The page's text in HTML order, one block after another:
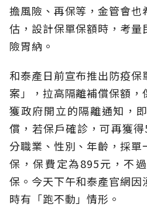
擔風險、再保等，金管會
估，設計保單保額時，考量
險胃納。
和泰產日前宣布推出防疫
案」，拉高隔離補償保額
獲政府開立的隔離通知，
償，若保戶確診，可再獲
分職業、性別、年齡，採單
保，保費定為895元，不
保。今天下午和泰產官網因
時有「跑不動」情形。